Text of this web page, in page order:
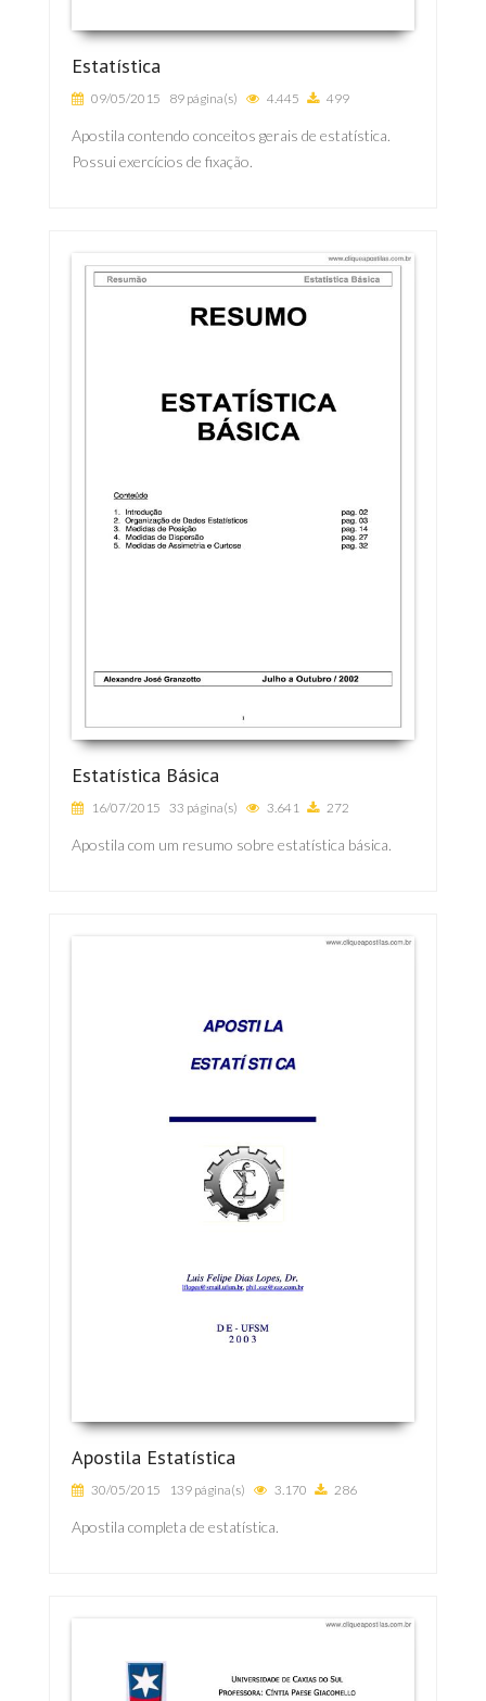
Estatística
09/05/2015 89 página(s) 4.445 499
Apostila contendo conceitos gerais de estatística.
Possui exercícios de fixação.
Estatística Básica
16/07/2015 33 página(s) 3.641 272
Apostila com um resumo sobre estatística básica.
Apostila Estatística
30/05/2015 139 página(s) 3.170 286
Apostila completa de estatística.